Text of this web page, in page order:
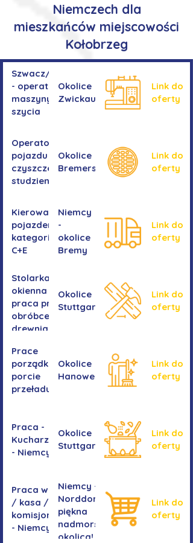
Niemczech dla
mieszkańców miejscowości
Kołobrzeg
Szwacz/Szwaczka
- operator
maszyny do
szycia
Okolice
Zwickau
Link do
oferty
Operator/operatorka
pojazdu do
czyszczenia
studzienek
Okolice
Bremershaven
Link do
oferty
Kierowanie
pojazdem
kategorii
C+E
Niemcy
-
okolice
Bremy
Link do
oferty
Stolarka
okienna -
praca przy
obróbce
drewnianych
okiennych
Okolice
Stuttgartu
Link do
oferty
Prace
porządkowe w
porcie
przeładunkowym
Okolice
Hanoweru
Link do
oferty
Praca -
Kucharz/kucharka
- Niemcy
Okolice
Stuttgartu
Link do
oferty
Praca w sklepie
/ kasa /
komisjonowanie
- Niemcy
Niemcy -
Norddorf -
piękna
nadmorska
okolica!
Link do
oferty